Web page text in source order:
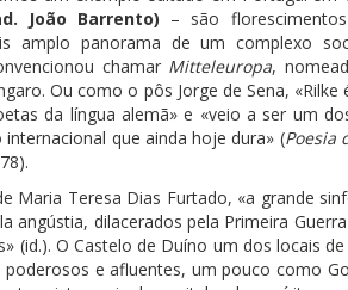
João Barrento) – são
amplo panorama de um complexo
chamar Mitteleuropa,
Ou como o pôs Jorge de Sena, «Rilke
da língua alemã» e «veio a ser um
que ainda hoje dura» (Poesia
Maria Teresa Dias Furtado, «a grande
dilacerados pela Primeira
(id.). O Castelo de Duíno um dos locais
e afluentes, um pouco como